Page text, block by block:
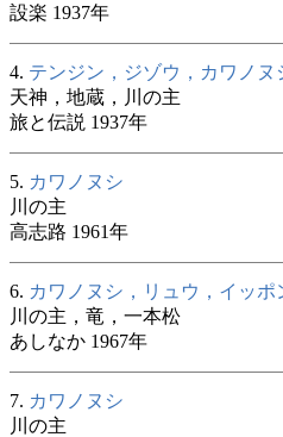
設楽 1937年
4. テンジン，ジゾウ，カワノヌ
天神，地蔵，川の主
旅と伝説 1937年
5. カワノヌシ
川の主
高志路 1961年
6. カワノヌシ，リュウ，イッポ
川の主，竜，一本松
あしなか 1967年
7. カワノヌシ
川の主